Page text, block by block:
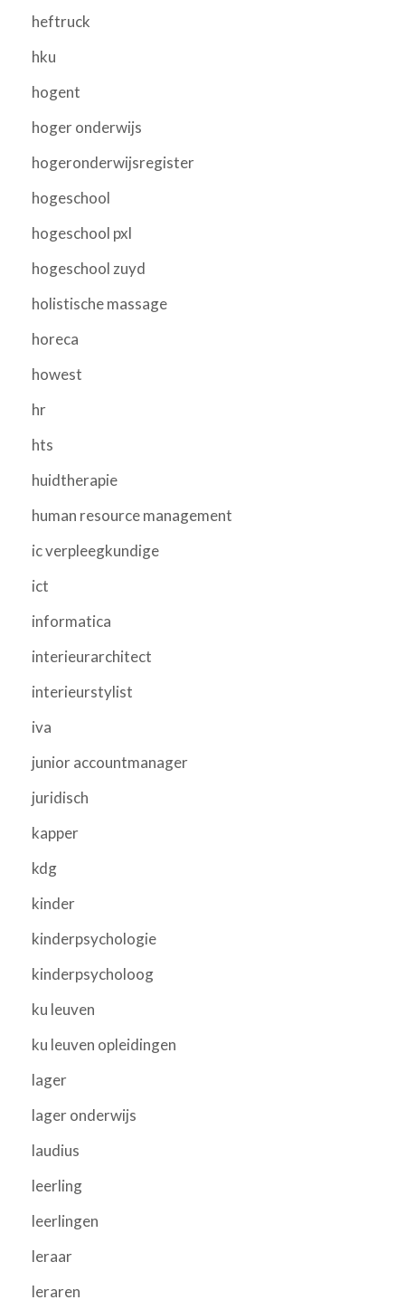
heftruck
hku
hogent
hoger onderwijs
hogeronderwijsregister
hogeschool
hogeschool pxl
hogeschool zuyd
holistische massage
horeca
howest
hr
hts
huidtherapie
human resource management
ic verpleegkundige
ict
informatica
interieurarchitect
interieurstylist
iva
junior accountmanager
juridisch
kapper
kdg
kinder
kinderpsychologie
kinderpsycholoog
ku leuven
ku leuven opleidingen
lager
lager onderwijs
laudius
leerling
leerlingen
leraar
leraren